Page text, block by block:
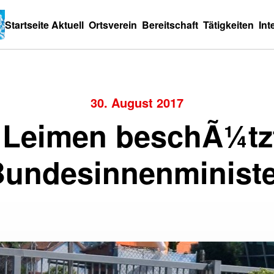
StartseiteAktuell Ortsverein Bereitschaft Tätigkeiten
30. August 2017